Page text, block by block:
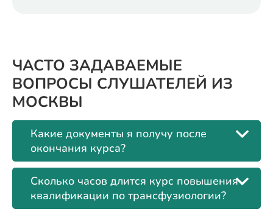
ЧАСТО ЗАДАВАЕМЫЕ
ВОПРОСЫ СЛУШАТЕЛЕЙ ИЗ
МОСКВЫ
Какие документы я получу после
окончания курса?
Сколько часов длится курс повышения
квалификации по трансфузиологии?